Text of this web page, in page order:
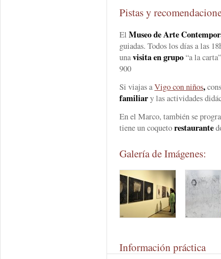
Pistas y
El Museo de Arte
guiadas. Todos los días a las
unavisita en grupo“a la
900
Si viajas aVigo con niños,
familiary las actividades
En el Marco, también se
tiene un coquetorestaurante
Galería de Imágenes:
Información práctica